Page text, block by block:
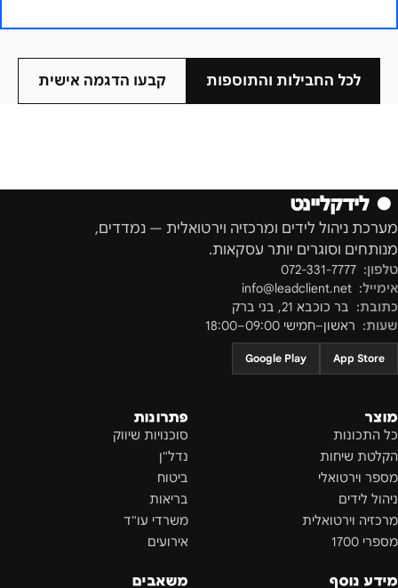
לכל החבילות והתוספות קבעו הדגמה אישית
● לידקליינט
מערכת ניהול לידים ומרכזיה וירטואלית — נמדדים,
מנותחים וסוגרים יותר עסקאות.
טלפון: 072-331-7777
אימייל: info@leadclient.net
כתובת: בר כוכבא 21 , בני ברק
שעות: ראשון–חמישי 09:00–18:00
App Store
Google Play
מוצר
כל התכונות
הקלטת שיחות
מספר וירטואלי
ניהול לידים
מרכזיה וירטואלית
מספרי 1700
פתרונות
סוכנויות שיווק
נדל"ן
ביטוח
בריאות
משרדי עו"ד
אירועים
מידע נוסף משאבים